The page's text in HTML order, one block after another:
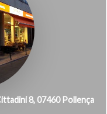
8, 07460 Pollença